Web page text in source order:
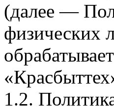
(далее —
физических
1.2.